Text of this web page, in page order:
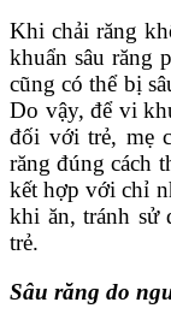
Khi chải răng
khuẩn sâu răng
cũng có thể bị
Do vậy, để vi
đối với trẻ, mẹ
răng đúng cách
kết hợp với chỉ
khi ăn, tránh sử
trẻ.
Sâu răng do